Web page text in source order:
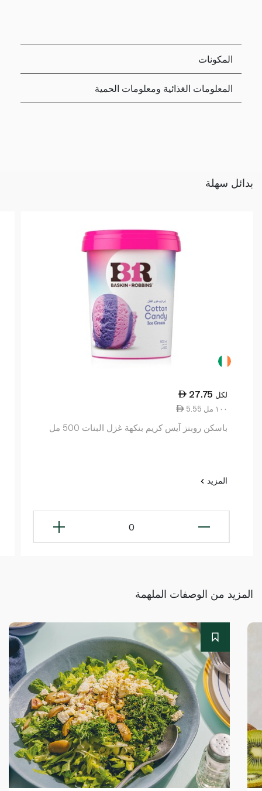
المكونات
المعلومات الغذائية ومعلومات الحمية
بدائل سهلة
27.75 لكل
5.55 ١٠٠ مل
باسكن روبنز آيس كريم بنكهة غزل البنات 500 مل
المزيد
0
المزيد من الوصفات الملهمة